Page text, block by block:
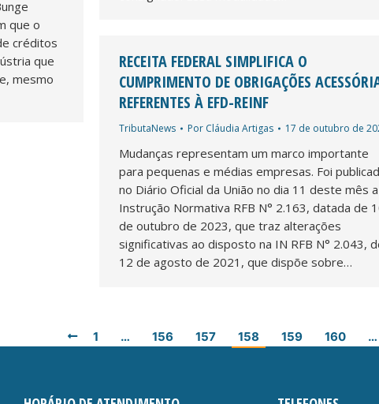
que o
créditos
que
mesmo
RECEITA FEDERAL SIMPLIFICA O
CUMPRIMENTO DE OBRIGAÇÕES
REFERENTES À EFD-REINF
TributaNews Por Cláudia Artigas 17 de outubro de
Mudanças representam um marco importante
para pequenas e médias empresas. Foi
no Diário Oficial da União no dia 11 deste mês a
Instrução Normativa RFB N° 2.163, datada de
de outubro de 2023, que traz alterações
significativas ao disposto na IN RFB N° 2.043,
12 de agosto de 2021, que dispõe sobre…
1 … 156 157 158 159 160 …